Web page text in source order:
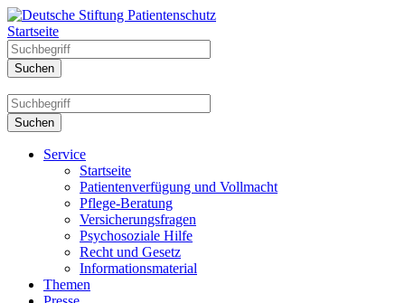
Startseite
Service
Startseite
Patientenverfügung und Vollmacht
Pflege-Beratung
Versicherungsfragen
Psychosoziale Hilfe
Recht und Gesetz
Informationsmaterial
Themen